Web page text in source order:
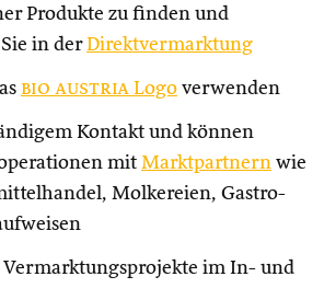
Produkte zu finden und
in derDirektvermarktung
bio austria Logo verwenden
Kontakt und können
mit Marktpartnern wie
Molkereien, Gastro-
im In- und